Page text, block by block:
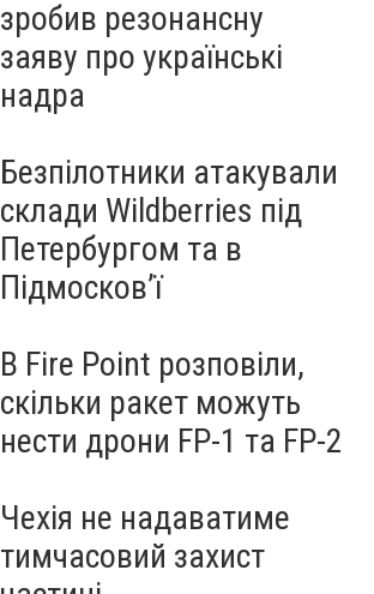
зробив резонансну
заяву про українські
надра
Безпілотники атакували
склади Wildberries під
Петербургом та в
Підмосков’ї
В Fire Point розповіли,
скільки ракет можуть
нести дрони FP-1 та FP-2
Чехія не надаватиме
тимчасовий захист